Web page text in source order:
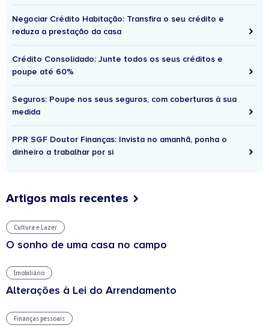
Negociar Crédito Habitação: Transfira o seu crédito e
reduza a prestação da casa
Crédito Consolidado: Junte todos os seus créditos e
poupe até 60%
Seguros: Poupe nos seus seguros, com coberturas à sua
medida
PPR SGF Doutor Finanças: Invista no amanhã, ponha o
dinheiro a trabalhar por si
Artigos mais recentes
Cultura e Lazer
O sonho de uma casa no campo
Imobiliário
Alterações à Lei do Arrendamento
Finanças pessoais